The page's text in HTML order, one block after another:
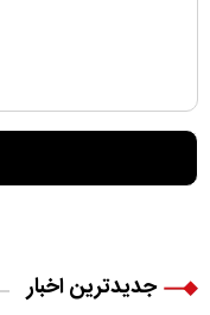
جدیدترین اخبار